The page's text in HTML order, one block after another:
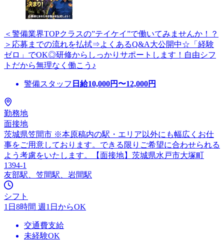
＜警備業界TOPクラスの”テイケイ”で働いてみませんか！？
＞応募までの流れを払拭⇒よくあるQ&A大公開中☆「経験
ゼロ」でOK◎研修からしっかりサポートします！自由シフ
トだから無理なく働こう♪
警備スタッフ 日給10,000円〜12,000円
勤務地
面接地
茨城県笠間市 ※本原稿内の駅・エリア以外にも幅広くお仕
事をご用意しております。できる限りご希望に合わせられる
よう考慮をいたします。【面接地】茨城県水戸市大塚町
1394-1
友部駅、笠間駅、岩間駅
シフト
1日8時間 週1日からOK
交通費支給
未経験OK